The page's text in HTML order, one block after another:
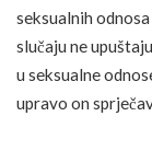
seksualnih
slučaju ne
u seksualne
upravo on